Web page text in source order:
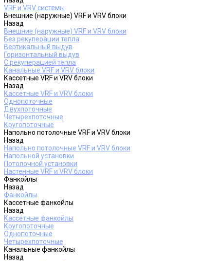
VRF и VRV системы
Внешние (наружные) VRF и VRV блоки
Назад
Внешние (наружные) VRF и VRV блоки
Без рекуперации тепла
Вертикальный выдув
Горизонтальный выдув
С рекуперацией тепла
Канальные VRF и VRV блоки
Кассетные VRF и VRV блоки
Назад
Кассетные VRF и VRV блоки
Однопоточные
Двухпоточные
Четырехпоточные
Кругопоточные
Напольно потолочные VRF и VRV блоки
Назад
Напольно потолочные VRF и VRV блоки
Напольной установки
Потолочной установки
Настенные VRF и VRV блоки
Фанкойлы
Назад
Фанкойлы
Кассетные фанкойлы
Назад
Кассетные фанкойлы
Кругопоточные
Однопоточные
Четырехпоточные
Канальные фанкойлы
Назад